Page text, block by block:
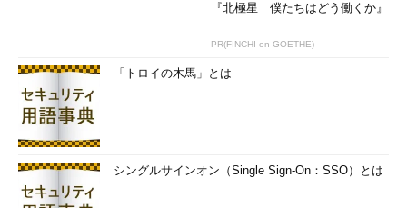
『北極星 僕たちはどう働くか』
PR(FINCHI on GOETHE)
「トロイの木馬」とは
シングルサインオン（Single Sign-On：SSO）とは